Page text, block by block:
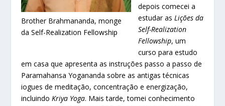
Brother Brahmananda, monge
da Self-Realization Fellowship
depois comecei a
estudar as Lições da
Self-Realization
Fellowship, um
curso para estudo
em casa que apresenta as instruções passo a passo de
Paramahansa Yogananda sobre as antigas técnicas
iogues de meditação, concentração e energização,
incluindo Kriya Yoga. Mais tarde, tomei conhecimento